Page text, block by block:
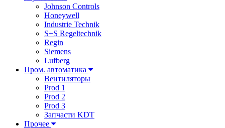
Johnson Controls
Honeywell
Industrie Technik
S+S Regeltechnik
Regin
Siemens
Lufberg
Пром. автоматика
Вентиляторы
Prod 1
Prod 2
Prod 3
Запчасти KDT
Прочее